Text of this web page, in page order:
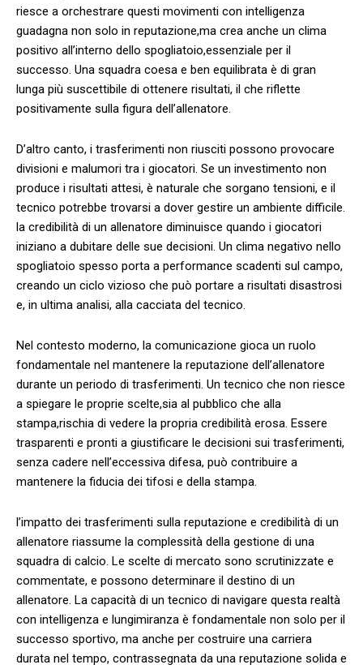
riesce a orchestrare questi movimenti con⁣ intelligenza
guadagna non⁣ solo in reputazione,ma crea anche un clima
positivo ⁢all’interno dello spogliatoio,essenziale per il
successo. Una squadra coesa e ben equilibrata è di gran
lunga più suscettibile di ottenere risultati, il che‍ riflette
positivamente sulla figura dell’allenatore.
D’altro canto, i trasferimenti non​ riusciti possono ⁣provocare
divisioni e malumori tra ⁢i giocatori. Se un investimento non
produce i risultati attesi, è naturale ‍che sorgano tensioni, e il
tecnico potrebbe trovarsi a dover gestire un ambiente difficile.
la credibilità di ‍un allenatore diminuisce quando i giocatori
iniziano a dubitare delle sue decisioni. Un ⁣clima negativo ⁤nello
spogliatoio spesso‍ porta a ‌performance scadenti sul campo,⁤
creando un ciclo vizioso che può portare a risultati disastrosi
e, in ultima analisi, alla cacciata del tecnico.
Nel contesto moderno, la comunicazione gioca un ruolo
fondamentale nel mantenere la reputazione dell’allenatore
durante un periodo di trasferimenti. Un tecnico che non riesce
a ⁤spiegare le proprie scelte,sia al pubblico che alla
stampa,rischia di vedere la propria credibilità erosa. Essere⁢
trasparenti e pronti a giustificare le ‌decisioni sui⁣ trasferimenti,
senza cadere nell’eccessiva difesa, può contribuire a​
mantenere la fiducia⁤ dei‌ tifosi e della stampa.
l’impatto dei trasferimenti sulla reputazione e credibilità di un
allenatore ​riassume la complessità della gestione di una
squadra ‍di calcio. Le scelte di mercato sono scrutinizzate e
commentate, e ⁤possono determinare il destino di un
allenatore. La capacità di⁣ un tecnico di navigare⁢ questa realtà
con⁣ intelligenza e lungimiranza è fondamentale ⁣non solo per ⁣il
successo sportivo, ma anche per costruire una carriera
durata nel tempo, contrassegnata da una reputazione solida e